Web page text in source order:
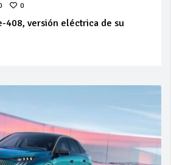
0
408, versión eléctrica de su